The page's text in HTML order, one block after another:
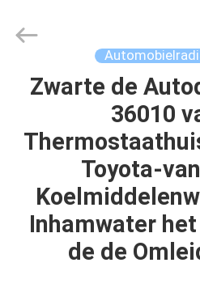
HUIS
PRODUCTEN
ONGEVEER
ONS
FABRIEKSREIS
Limited.
Zwarte de
36010
Toyota-
Inhamwater
de de